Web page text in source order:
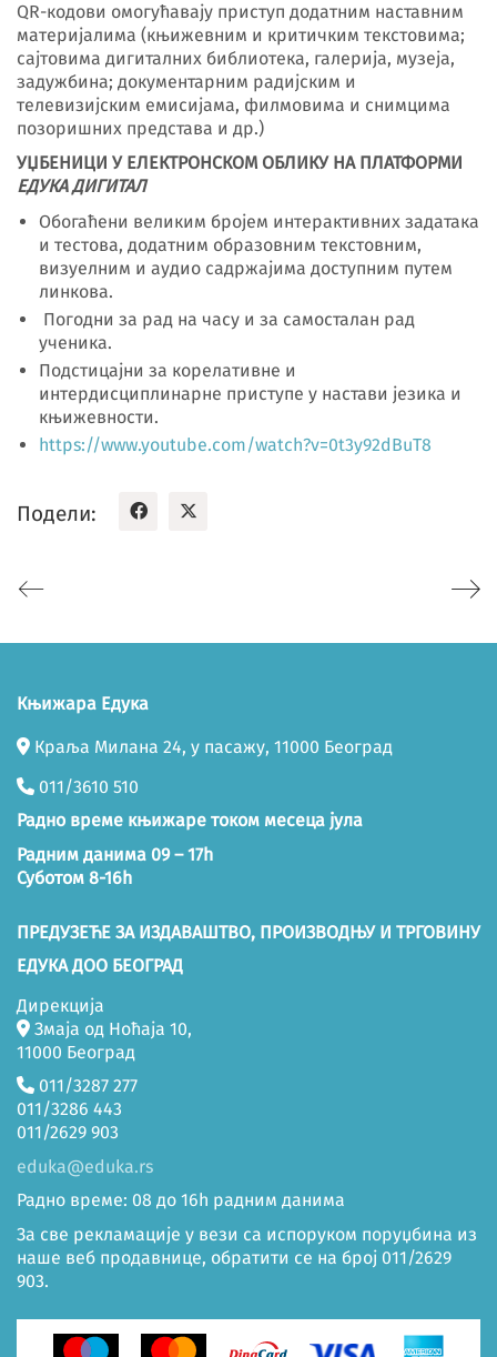
QR-кодови омогућавају приступ додатним наставним
материјалима (књижевним и критичким текстовима;
сајтовима дигиталних библиотека, галерија, музеја,
задужбина; документарним радијским и
телевизијским емисијама, филмовима и снимцима
позоришних представа и др.)
УЏБЕНИЦИ У ЕЛЕКТРОНСКОМ ОБЛИКУ НА ПЛАТФОРМИ
ЕДУКА ДИГИТАЛ
Обогаћени великим бројем интерактивних задатака
и тестова, додатним образовним текстовним,
визуелним и аудио садржајима доступним путем
линкова.
Погодни за рад на часу и за самосталан рад
ученика.
Подстицајни за корелативне и
интердисциплинарне приступе у настави језика и
књижевности.
https://www.youtube.com/watch?v=0t3y92dBuT8
Подели:
Књижара Едука
Краља Милана 24, у пасажу, 11000 Београд
011/3610 510
Радно време књижаре током месеца јула
Радним данима 09 – 17h
Суботом 8-16h
ПРЕДУЗЕЋЕ ЗА ИЗДАВАШТВО, ПРОИЗВОДЊУ И ТРГОВИНУ
ЕДУКА ДОО БЕОГРАД
Дирекција
Змаја од Ноћаја 10,
11000 Београд
011/3287 277
011/3286 443
011/2629 903
eduka@eduka.rs
Радно време: 08 до 16h радним данима
За све рекламације у вези са испоруком поруџбина из
наше веб продавнице, обратити се на број 011/2629
903.